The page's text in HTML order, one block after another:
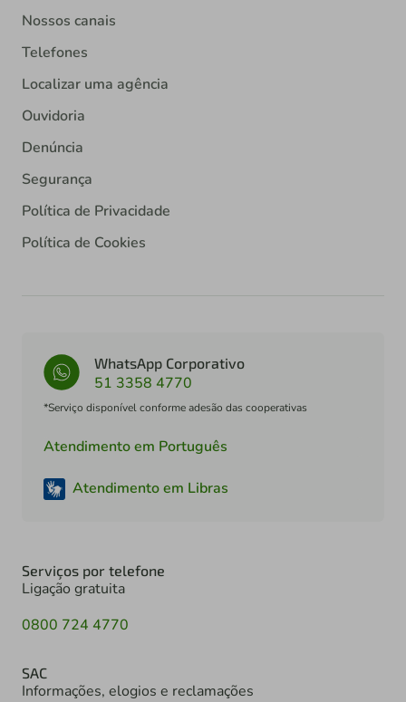
Nossos canais
Telefones
Localizar uma agência
Ouvidoria
Denúncia
Segurança
Política de Privacidade
Política de Cookies
WhatsApp Corporativo
51 3358 4770
*Serviço disponível conforme adesão das cooperativas
Atendimento em Português
Atendimento em Libras
Serviços por telefone
Ligação gratuita
0800 724 4770
SAC
Informações, elogios e reclamações